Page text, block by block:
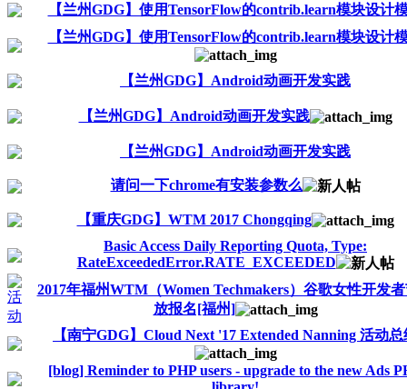
【兰州GDG】使用TensorFlow的contrib.learn模块设计
【兰州GDG】使用TensorFlow的contrib.learn模块设计
【兰州GDG】Android动画开发实践
【兰州GDG】Android动画开发实践
【兰州GDG】Android动画开发实践
请问一下chrome有安装参数么
【重庆GDG】WTM 2017 Chongqing
Basic Access Daily Reporting Quota, Type:
RateExceededError.RATE_EXCEEDED
2017年福州WTM（Women Techmakers）谷歌女性开发
放报名[福州]
【南宁GDG】Cloud Next '17 Extended Nanning 活动总
[blog] Reminder to PHP users - upgrade to the new Ads